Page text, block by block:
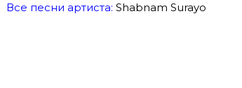
Все песни артиста: Shabnam Surayo